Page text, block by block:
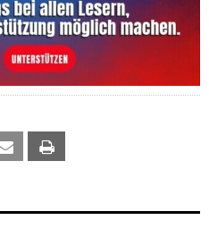
Email